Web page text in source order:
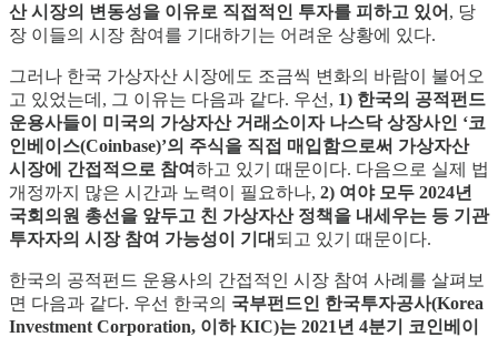
산 시장의 변동성을 이유로 직접적인 투자를 피하고 있어 , 당
장 이들의 시장 참여를 기대하기는 어려운 상황에 있다.
그러나 한국 가상자산 시장에도 조금씩 변화의 바람이 불어오
고 있었는데, 그 이유는 다음과 같다. 우선, 1) 한국의 공적펀드
운용사들이 미국의 가상자산 거래소이자 나스닥 상장사인 ‘코
인베이스(Coinbase)’의 주식을 직접 매입함으로써 가상자산
시장에 간접적으로 참여하고 있기 때문이다. 다음으로 실제 법
개정까지 많은 시간과 노력이 필요하나, 2) 여야 모두 2024년
국회의원 총선을 앞두고 친 가상자산 정책을 내세우는 등 기관
투자자의 시장 참여 가능성이 기대 되고 있기 때문이다.
한국의 공적펀드 운용사의 간접적인 시장 참여 사례를 살펴보
면 다음과 같다. 우선 한국의 국부펀드인 한국투자공사(Korea
Investment Corporation, 이하 KIC)는 2021년 4분기 코인베이